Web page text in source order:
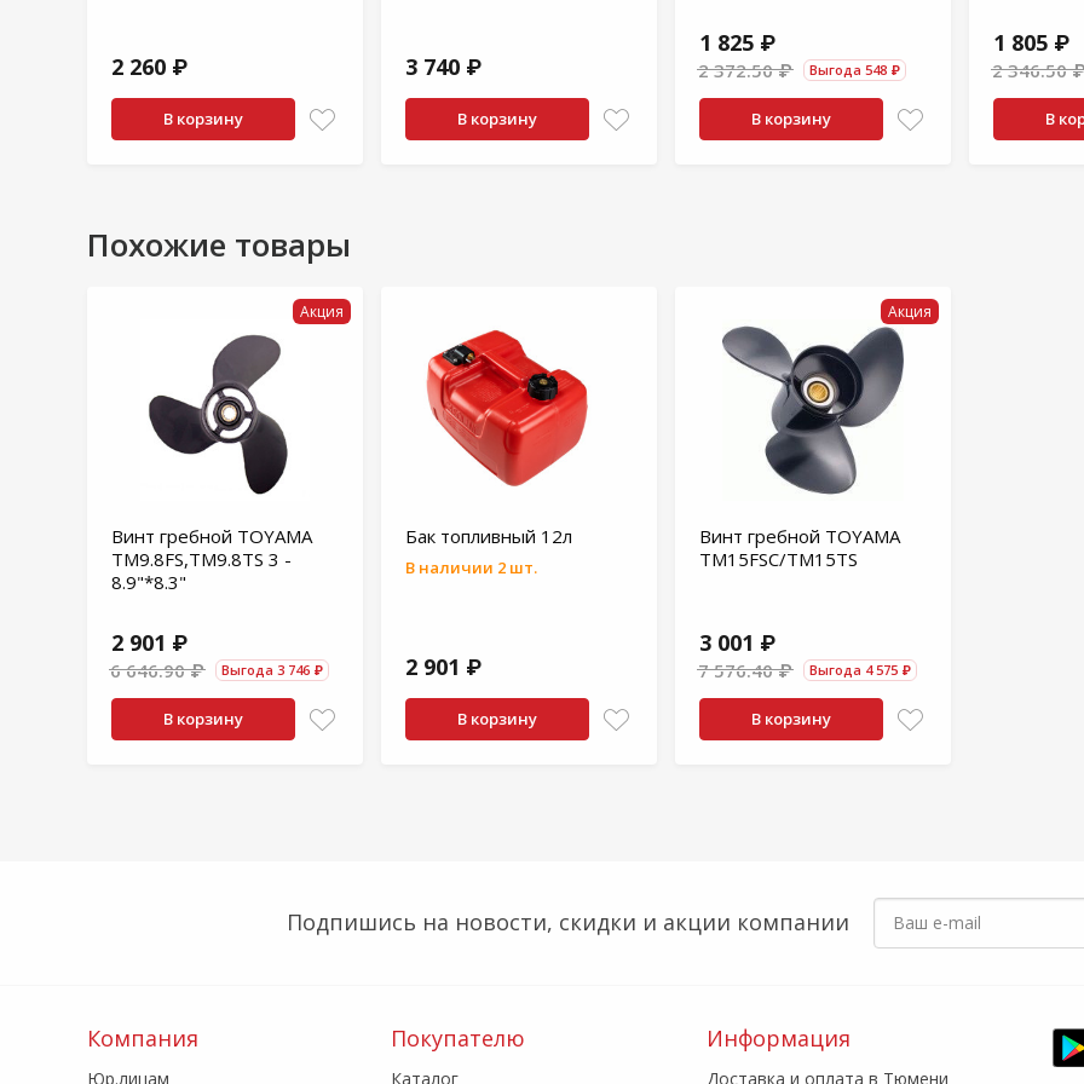
2 260 ₽
В корзину
3 740 ₽
В корзину
1 825 ₽
2 372.50 ₽ Выгода 548 ₽
В корзину
1 805 ₽
2 346.50
В
Похожие товары
Акция
Винт гребной TOYAMA
TM9.8FS,TM9.8TS 3 -
8.9"*8.3"
2 901 ₽
6 646.90 ₽ Выгода 3 746 ₽
В корзину
Бак топливный 12л
В наличии 2 шт.
2 901 ₽
В корзину
Акция
Винт гребной TOYAMA
TM15FSC/TM15TS
3 001 ₽
7 576.40 ₽ Выгода 4 575 ₽
В корзину
Подпишись на новости, скидки и акции компании
Компания
Юр.лицам
Покупателю
Каталог
Информация
Доставка и оплата в Тюмени